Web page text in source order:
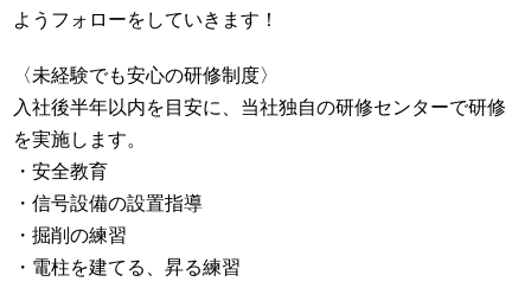
ようフォローをしていきます！
〈未経験でも安心の研修制度〉
入社後半年以内を目安に、当社独自の研修センターで研修
を実施します。
・安全教育
・信号設備の設置指導
・掘削の練習
・電柱を建てる、昇る練習